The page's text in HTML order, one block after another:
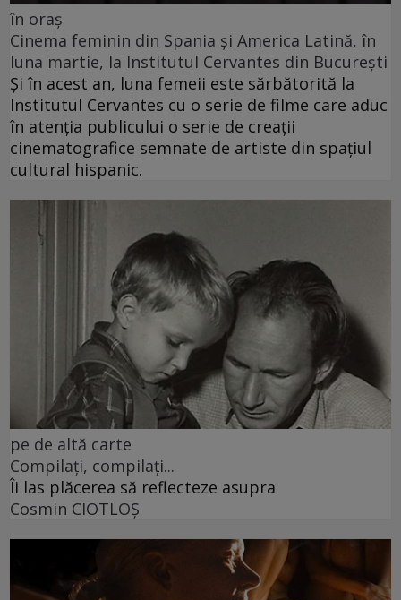
în oraș
Cinema feminin din Spania și America Latină, în
luna martie, la Institutul Cervantes din București
Și în acest an, luna femeii este sărbătorită la
Institutul Cervantes cu o serie de filme care aduc
în atenția publicului o serie de creații
cinematografice semnate de artiste din spațiul
cultural hispanic.
pe de altă carte
Compilați, compilați...
Îi las plăcerea să reflecteze asupra
Cosmin CIOTLOŞ